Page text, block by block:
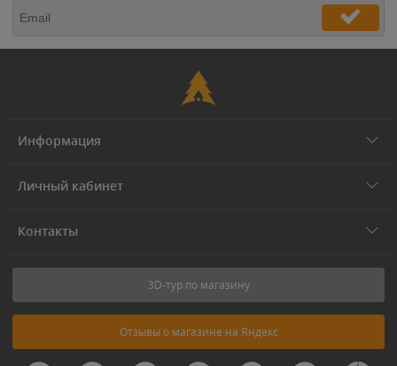
Информация
Личный кабинет
Контакты
3D-тур по магазину
Отзывы о магазине на Яндекс